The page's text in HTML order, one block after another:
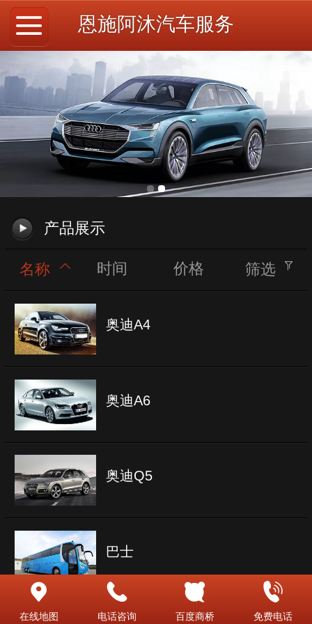
恩施阿沐汽车服务
产品展示
名称 时间 价格 筛选
奥迪A4
奥迪A6
奥迪Q5
巴士
在线地图 电话咨询 百度商桥 免费电话